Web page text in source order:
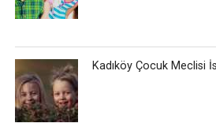
Kadıköy Çocuk Meclisi